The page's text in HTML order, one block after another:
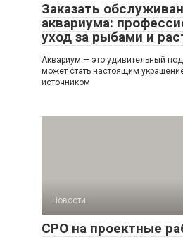
Заказать
аквариума:
уход за рыбами и
Аквариум — это удивительный
может стать настоящим
источником
Новости
СРО на проектные